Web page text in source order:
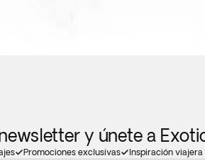
y únete a
Promociones exclusivas Inspiración viajera